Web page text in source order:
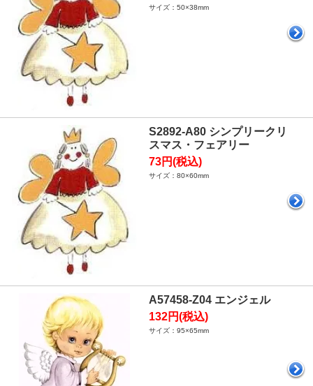
サイズ：50×38mm
S2892-A80 シンプリークリ
スマス・フェアリー
73円(税込)
サイズ：80×60mm
A57458-Z04 エンジェル
132円(税込)
サイズ：95×65mm